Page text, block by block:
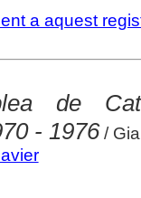
a aquest
de
- 1976/